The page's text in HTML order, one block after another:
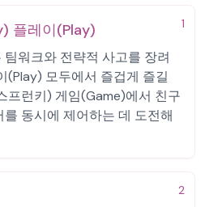
1
플레이(Play)
워크와 전략적 사고를 장려
(Play) 모두에서 즐겁게 즐길
프런키) 게임(Game)에서 친구
동시에 제어하는 데 도전해
2